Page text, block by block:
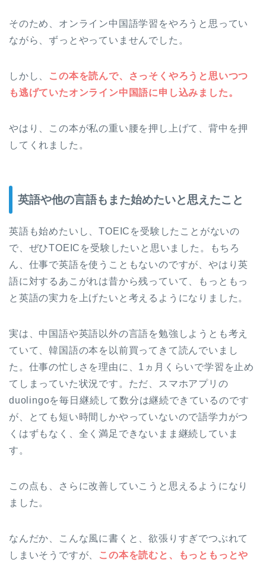
そのため、オンライン中国語学習をやろうと思ってい
ながら、ずっとやっていませんでした。
しかし、
この本を読んで、さっそくやろうと思いつつ
も逃げていたオンライン中国語に申し込みました。
やはり、この本が私の重い腰を押し上げて、背中を押
してくれました。
英語や他の言語もまた始めたいと思えたこと
英語も始めたいし、TOEICを受験したことがないの
で、ぜひTOEICを受験したいと思いました。もちろ
ん、仕事で英語を使うこともないのですが、やはり英
語に対するあこがれは昔から残っていて、もっともっ
と英語の実力を上げたいと考えるようになりました。
実は、中国語や英語以外の言語を勉強しようとも考え
ていて、韓国語の本を以前買ってきて読んでいまし
た。仕事の忙しさを理由に、1ヵ月くらいで学習を止め
てしまっていた状況です。ただ、スマホアプリの
duolingoを毎日継続して数分は継続できているのです
が、とても短い時間しかやっていないので語学力がつ
くはずもなく、全く満足できないまま継続していま
す。
この点も、さらに改善していこうと思えるようになり
ました。
なんだか、こんな風に書くと、欲張りすぎでつぶれて
しまいそうですが、
この本を読むと、もっともっとや